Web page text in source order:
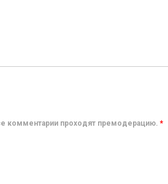
комментарии проходят премодерацию. *